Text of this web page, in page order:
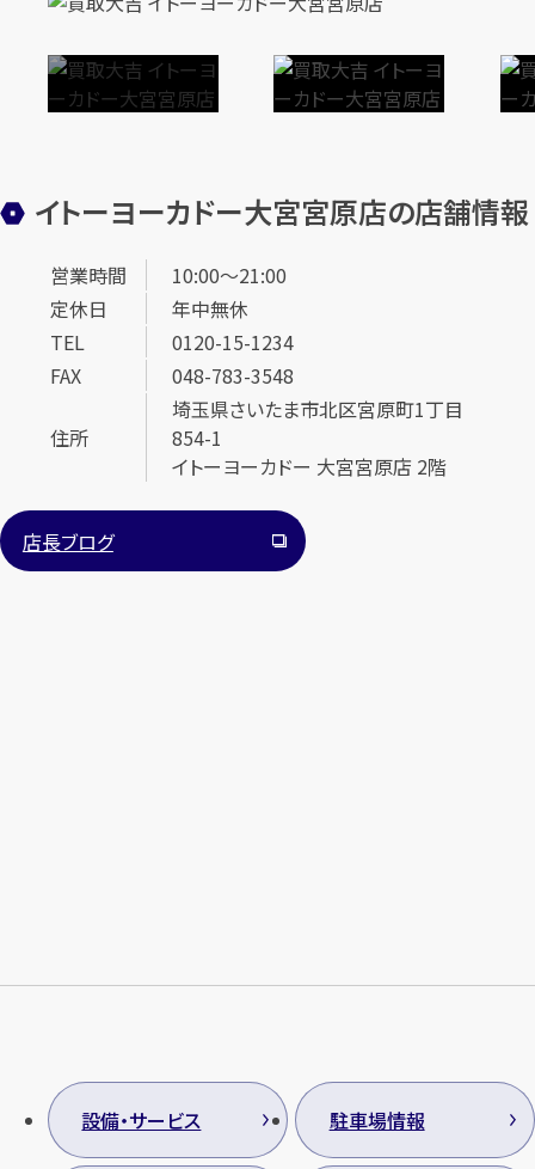
カンタン無料
1
イトーヨーカドー大宮宮原店の店舗情報
営業時間
10:00～21:00
定休日
年中無休
TEL
0120-15-1234
FAX
048-783-3548
住所
埼玉県さいたま市北区宮原町1丁目
854-1
イトーヨーカドー 大宮宮原店 2階
店長ブログ
設備・サービス 駐車場情報